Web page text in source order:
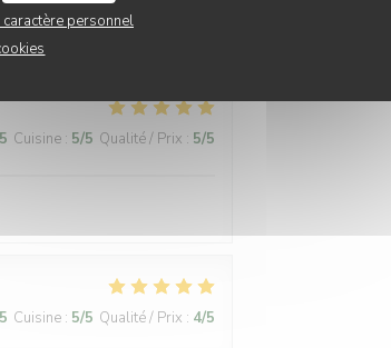
personnel
Cuisine: 5/5 Qualité / Prix
Cuisine : 5/5 Qualité / Prix : 5/5
Cuisine : 5/5 Qualité / Prix : 4/5